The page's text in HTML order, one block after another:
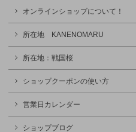
オンラインショップについて！
所在地 KANENOMARU
所在地：戦国桜
ショップクーポンの使い方
営業日カレンダー
ショップブログ